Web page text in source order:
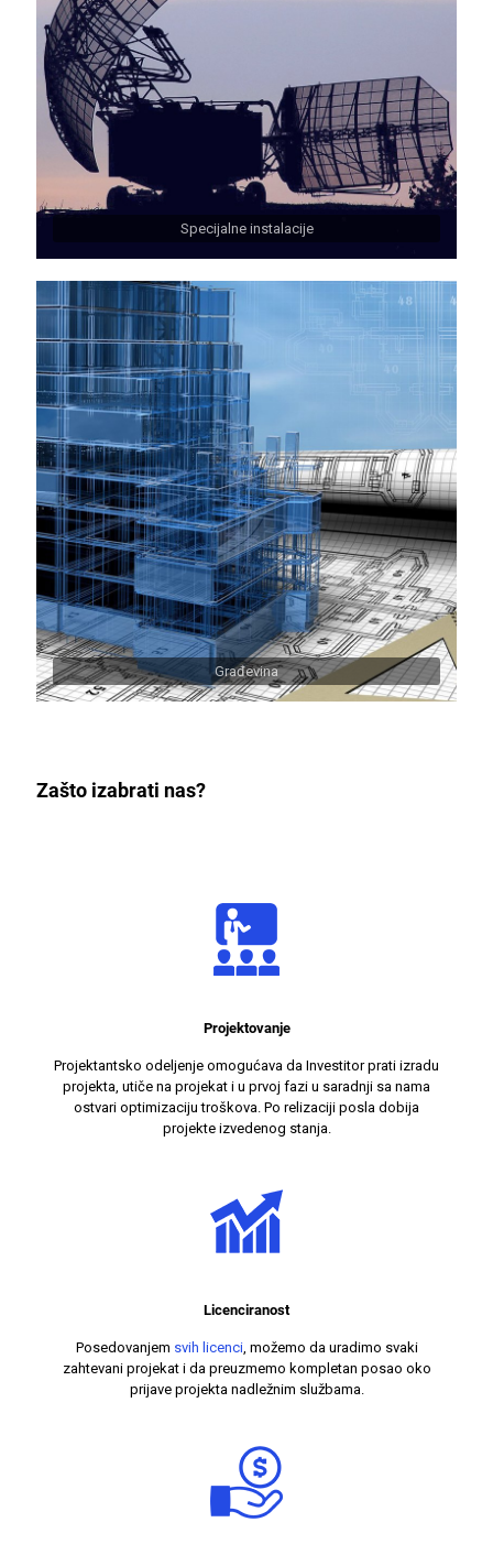
Specijalne instalacije
Građevina
Zašto izabrati nas?
Projektovanje
Projektantsko odeljenje omogućava da Investitor prati izradu
projekta, utiče na projekat i u prvoj fazi u saradnji sa nama
ostvari optimizaciju troškova. Po relizaciji posla dobija
projekte izvedenog stanja.
Licenciranost
Posedovanjem svih licenci, možemo da uradimo svaki
zahtevani projekat i da preuzmemo kompletan posao oko
prijave projekta nadležnim službama.